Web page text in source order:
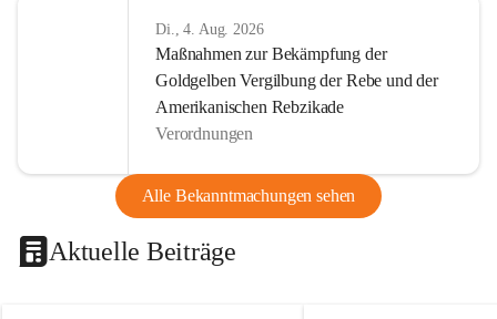
Di., 4. Aug. 2026
Maßnahmen zur Bekämpfung der
Goldgelben Vergilbung der Rebe und der
Amerikanischen Rebzikade
Verordnungen
Alle Bekanntmachungen sehen
Aktuelle Beiträge